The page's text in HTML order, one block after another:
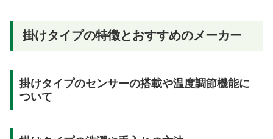
掛けタイプの特徴とおすすめのメーカー
掛けタイプのセンサーの搭載や温度調節機能に
ついて